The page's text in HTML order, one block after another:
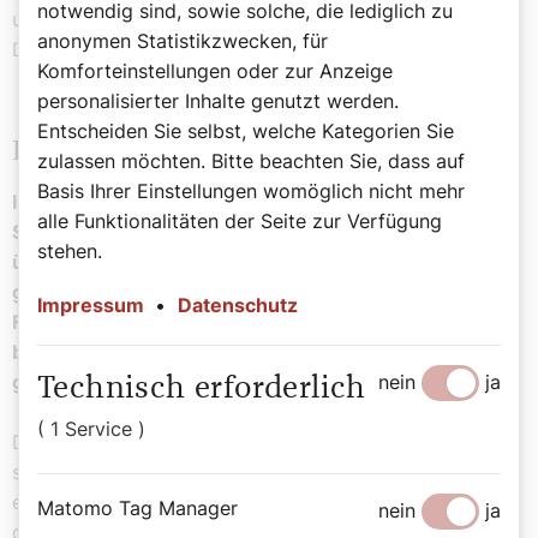
und dorthin zu zeigen, wo wir gefordert sind. So ein
Dialog kann sehr bereichernd sein.
Kulturhauptstadt Salzkammergut
Im Vorfeld zum Jahr der Kulturhauptstadt
Salzkammergut haben Sie gesagt: „Ich freue mich
über den Dialog mit Kunst und Kultur, der uns
gegenseitig befruchten wird und uns einem Leben in
Fülle nachspüren lässt.“ Für einen guten Dialog
braucht es Offenheit dem Gesprächspartner
gegenüber. Gibt es davon genug in der Kirche?
Das kann man so global sicher nicht sagen, das hängt
sehr von den handelnden Personen ab. Und natürlich ist
es ein langsames Herantasten, wie zb an diesem Ort,
dem Klostergarten. Ich erlebe grundsätzlich viel
notwendig sind, sowie solche, die lediglich zu
anonymen Statistikzwecken, für
Komforteinstellungen oder zur Anzeige
personalisierter Inhalte genutzt werden.
Entscheiden Sie selbst, welche Kategorien Sie
zulassen möchten. Bitte beachten Sie, dass auf
Basis Ihrer Einstellungen womöglich nicht mehr
alle Funktionalitäten der Seite zur Verfügung
stehen.
Impressum • Datenschutz
Technisch erforderlich
( 1 Service )
nein ja
Matomo Tag Manager nein ja